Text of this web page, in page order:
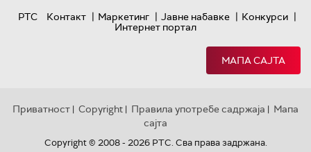
РТС
Контакт | Маркетинг | Јавне набавке | Конкурси |
Интернет портал
МАПА САЈТА
Приватност | Copyright | Правила употребе садржаја | Мапа
сајта
Copyright © 2008 - 2026 РТС. Сва права задржана.